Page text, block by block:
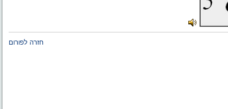
חזרה לפורום